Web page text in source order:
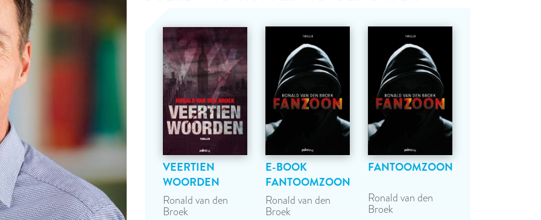
VEERTIEN
WOORDEN
Ronald van den
Broek
E-BOOK
FANTOOMZOON
Ronald van den
Broek
FANTOOMZOON
Ronald van den
Broek